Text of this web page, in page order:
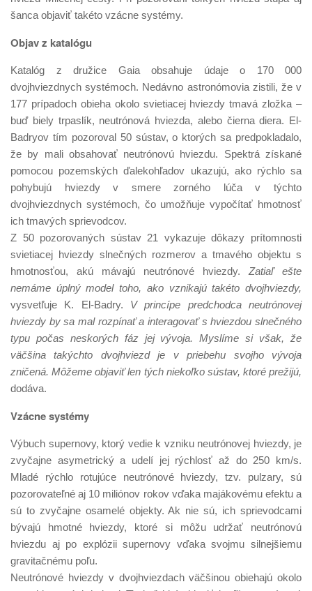
šanca objaviť takéto vzácne systémy.
Objav z katalógu
Katalóg z družice Gaia obsahuje údaje o 170 000
dvojhviezdnych systémoch. Nedávno astronómovia zistili, že v
177 prípadoch obieha okolo svietiacej hviezdy tmavá zložka –
buď biely trpaslík, neutrónová hviezda, alebo čierna diera. El-
Badryov tím pozoroval 50 sústav, o ktorých sa predpokladalo,
že by mali obsahovať neutrónovú hviezdu. Spektrá získané
pomocou pozemských ďalekohľadov ukazujú, ako rýchlo sa
pohybujú hviezdy v smere zorného lúča v týchto
dvojhviezdnych systémoch, čo umožňuje vypočítať hmotnosť
ich tmavých sprievodcov.
Z 50 pozorovaných sústav 21 vykazuje dôkazy prítomnosti
svietiacej hviezdy slnečných rozmerov a tmavého objektu s
hmotnosťou, akú mávajú neutrónové hviezdy. Zatiaľ ešte
nemáme úplný model toho, ako vznikajú takéto dvojhviezdy,
vysvetľuje K. El-Badry. V princípe predchodca neutrónovej
hviezdy by sa mal rozpínať a interagovať s hviezdou slnečného
typu počas neskorých fáz jej vývoja. Myslíme si však, že
väčšina takýchto dvojhviezd je v priebehu svojho vývoja
zničená. Môžeme objaviť len tých niekoľko sústav, ktoré prežijú,
dodáva.
Vzácne systémy
Výbuch supernovy, ktorý vedie k vzniku neutrónovej hviezdy, je
zvyčajne asymetrický a udelí jej rýchlosť až do 250 km/s.
Mladé rýchlo rotujúce neutrónové hviezdy, tzv. pulzary, sú
pozorovateľné aj 10 miliónov rokov vďaka majákovému efektu a
sú to zvyčajne osamelé objekty. Ak nie sú, ich sprievodcami
bývajú hmotné hviezdy, ktoré si môžu udržať neutrónovú
hviezdu aj po explózii supernovy vďaka svojmu silnejšiemu
gravitačnému poľu.
Neutrónové hviezdy v dvojhviezdach väčšinou obiehajú okolo